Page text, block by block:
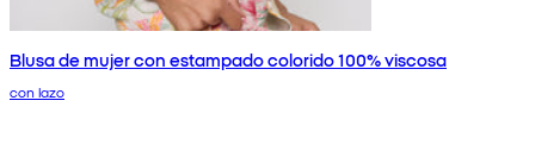
Blusa de mujer con estampado colorido 100% viscosa
con lazo